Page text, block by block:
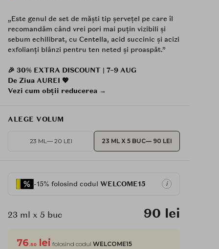
„Este genul de set de măști tip șervețel pe care îl
recomandăm când vrei pori mai puțin vizibili și
sebum echilibrat, cu Centella, acid succinic și acizi
exfolianți blânzi pentru ten neted și proaspăt.”
🎉 30% EXTRA DISCOUNT | 7–9 AUG
De Ziua AUREI 💖
Vezi cum obții reducerea →
ALEGE VOLUM
23 ML — 20 LEI 23 ML X 5 BUC— 90 LEI
-15% folosind codul WELCOME15 i
23 ml x 5 buc 90 lei
76 .50 lei folosind codul WELCOME15